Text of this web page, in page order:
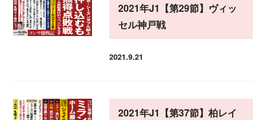
2021年J1【第29節】ヴィッ
セル神戸戦
投稿日
2021.9.21
2021年J1【第37節】柏レイ